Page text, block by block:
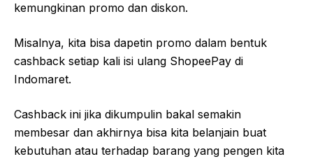
kemungkinan promo dan diskon.
Misalnya, kita bisa dapetin promo dalam bentuk
cashback setiap kali isi ulang ShopeePay di
Indomaret.
Cashback ini jika dikumpulin bakal semakin
membesar dan akhirnya bisa kita belanjain buat
kebutuhan atau terhadap barang yang pengen kita